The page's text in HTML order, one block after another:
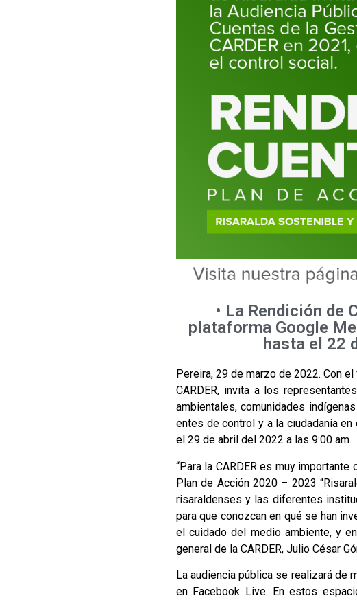
• La Rendición de
plataforma Google
hasta el 22
Pereira, 29 de marzo de 2022. Con
CARDER, invita a los
ambientales, comunidades
entes de control y a la ciudadanía
el 29 de abril del 2022 a las 9:00 am.
“Para la CARDER es muy
Plan de Acción 2020 – 2023
risaraldenses y las diferentes
para que conozcan en qué se han
el cuidado del medio ambiente, y
general de la CARDER, Julio César
La audiencia pública se realizará de
en Facebook Live. En estos